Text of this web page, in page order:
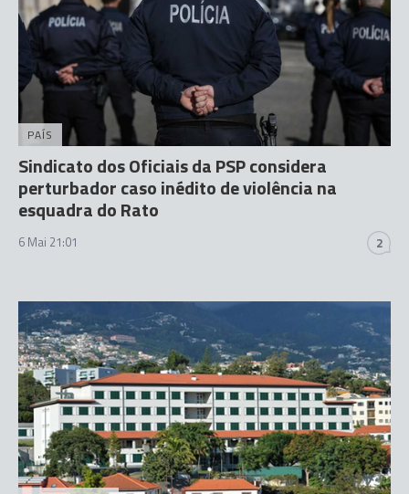
PAÍS
Sindicato dos Oficiais da PSP considera
perturbador caso inédito de violência na
esquadra do Rato
6 Mai 21:01 2